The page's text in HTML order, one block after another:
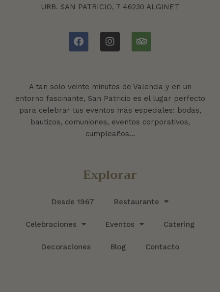
URB. SAN PATRICIO, 7 46230 ALGINET
A tan solo veinte minutos de Valencia y en un
entorno fascinante, San Patricio es el lugar perfecto
para celebrar tus eventos más especiales: bodas,
bautizos, comuniones, eventos corporativos,
cumpleaños…
Explorar
Desde 1967 Restaurante
Celebraciones Eventos Catering
Decoraciones Blog Contacto